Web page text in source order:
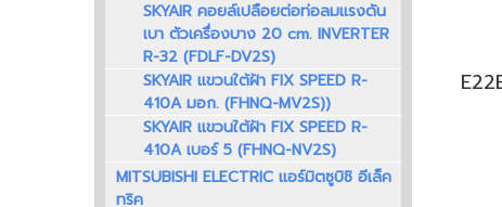
SKYAIR คอยล์เปลือยต่อท่อลมแรงดัน
เบา ตัวเครื่องบาง 20 cm. INVERTER
R-32 (FDLF-DV2S)
SKYAIR แขวนใต้ฝ้า FIX SPEED R-
410A มอก. (FHNQ-MV2S))
SKYAIR แขวนใต้ฝ้า FIX SPEED R-
410A เบอร์ 5 (FHNQ-NV2S)
MITSUBISHI ELECTRIC แอร์มิตซูบิชิ อีเล็ค
ทริค